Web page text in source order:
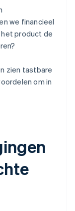
we financieel
product de
zien tastbare
om in